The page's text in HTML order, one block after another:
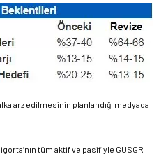
arz edilmesinin planlandığı medyada
tüm aktif ve pasifiyle GUSGR